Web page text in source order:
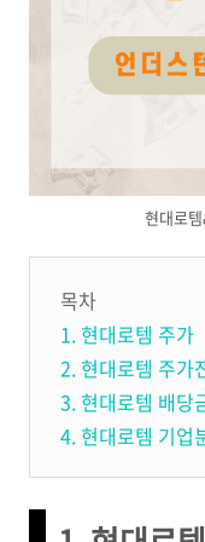
현대로
목차
1. 현대로템 주가
2. 현대로템 주가
3. 현대로템 배당
4. 현대로템 기업